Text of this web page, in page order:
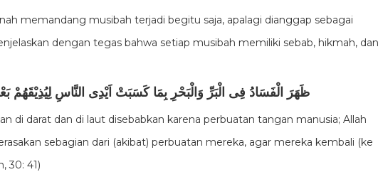
memandang musibah terjadi begitu saja, apalagi dianggap sebagai
dengan tegas bahwa setiap musibah memiliki sebab, hikmah, dan
ظَهَرَ الْفَسَادُ فِى الْبَرِّ وَالْبَحْرِ بِمَا كَسَبَتْ اَيْدِى النَّاسِ لِيُذِيْقَهُمْ
di darat dan di laut disebabkan karena perbuatan tangan manusia; Allah
sebagian dari (akibat) perbuatan mereka, agar mereka kembali (ke
30: 41)